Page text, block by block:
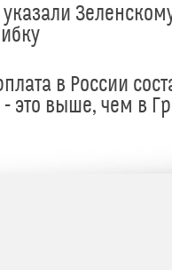
в России
- это выше, чем в